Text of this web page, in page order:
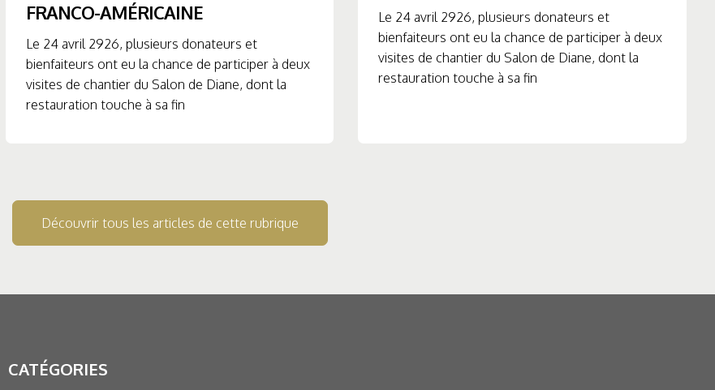
FRANCO-AMÉRICAINE
Le 24 avril 2926, plusieurs donateurs et
bienfaiteurs ont eu la chance de participer à deux
visites de chantier du Salon de Diane, dont la
restauration touche à sa fin
Le 24 avril 2926, plusieurs donateurs et
bienfaiteurs ont eu la chance de participer à deux
visites de chantier du Salon de Diane, dont la
restauration touche à sa fin
Découvrir tous les articles de cette rubrique
CATÉGORIES